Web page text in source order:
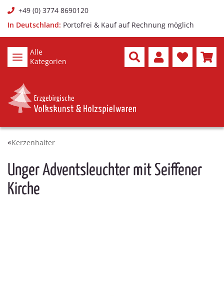
+49 (0) 3774 8690120
In Deutschland: Portofrei & Kauf auf Rechnung möglich
Alle
Kategorien
Kerzenhalter
Unger Adventsleuchter mit Seiffener
Kirche